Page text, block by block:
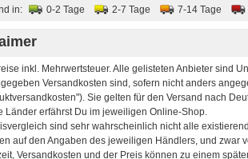
in: 0-2 Tage 2-7 Tage 7-14 Tage